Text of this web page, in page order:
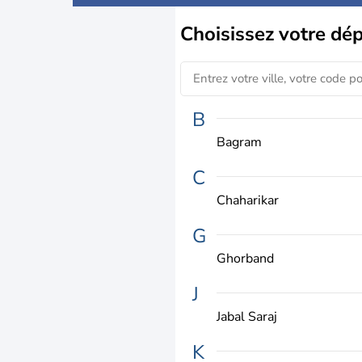
Choisissezvotre
B
Bagram
C
Chaharikar
G
Ghorband
J
Jabal Saraj
K